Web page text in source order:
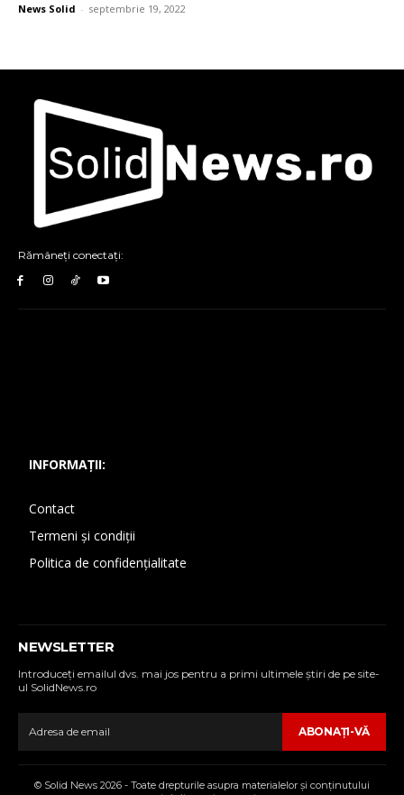
News Solid - septembrie 19, 2022
Rămâneți conectați:
INFORMAȚII:
Contact
Termeni și condiții
Politica de confidențialitate
NEWSLETTER
Introduceţi emailul dvs. mai jos pentru a primi ultimele ştiri de pe site-
ul SolidNews.ro
ABONAŢI-VĂ
© Solid News 2026 - Toate drepturile asupra materialelor şi conţinutului